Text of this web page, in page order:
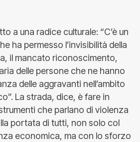
a una radice culturale: “C’è un
ha permesso l’invisibilità della
il mancato riconoscimento,
delle persone che ne hanno
delle aggravanti nell’ambito
La strada, dice, è fare in
che parlano di violenza
portata di tutti, non solo col
economica, ma con lo sforzo